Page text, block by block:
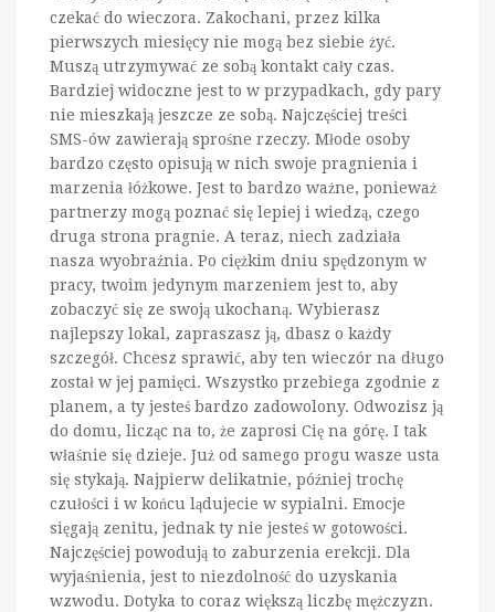
czekać do wieczora. Zakochani, przez kilka
pierwszych miesięcy nie mogą bez siebie żyć.
Muszą utrzymywać ze sobą kontakt cały czas.
Bardziej widoczne jest to w przypadkach, gdy pary
nie mieszkają jeszcze ze sobą. Najczęściej treści
SMS-ów zawierają sprośne rzeczy. Młode osoby
bardzo często opisują w nich swoje pragnienia i
marzenia łóżkowe. Jest to bardzo ważne, ponieważ
partnerzy mogą poznać się lepiej i wiedzą, czego
druga strona pragnie. A teraz, niech zadziała
nasza wyobraźnia. Po ciężkim dniu spędzonym w
pracy, twoim jedynym marzeniem jest to, aby
zobaczyć się ze swoją ukochaną. Wybierasz
najlepszy lokal, zapraszasz ją, dbasz o każdy
szczegół. Chcesz sprawić, aby ten wieczór na długo
został w jej pamięci. Wszystko przebiega zgodnie z
planem, a ty jesteś bardzo zadowolony. Odwozisz ją
do domu, licząc na to, że zaprosi Cię na górę. I tak
właśnie się dzieje. Już od samego progu wasze usta
się stykają. Najpierw delikatnie, później trochę
czułości i w końcu lądujecie w sypialni. Emocje
sięgają zenitu, jednak ty nie jesteś w gotowości.
Najczęściej powodują to zaburzenia erekcji. Dla
wyjaśnienia, jest to niezdolność do uzyskania
wzwodu. Dotyka to coraz większą liczbę mężczyzn.